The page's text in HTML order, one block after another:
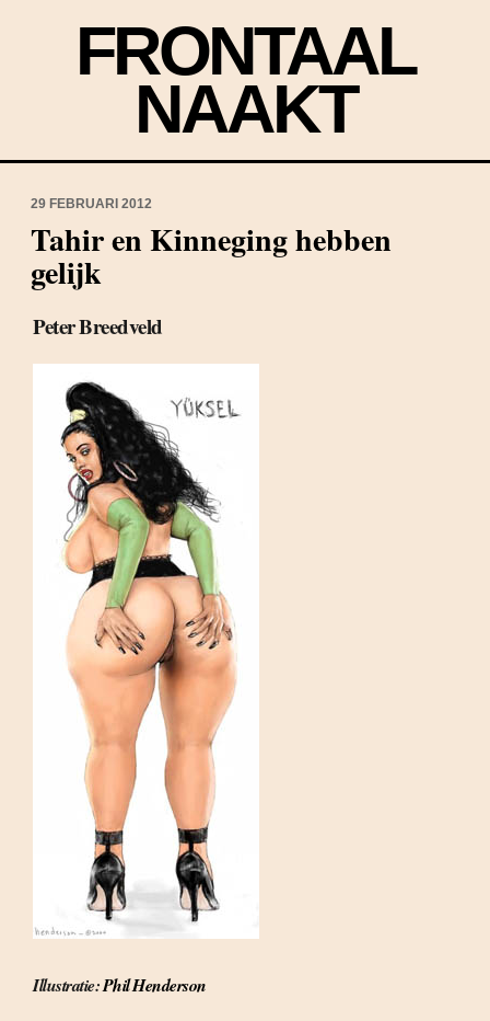
FRONTAAL
NAAKT
29 FEBRUARI 2012
Tahir en Kinneging hebben
gelijk
Peter Breedveld
Illustratie:Phil Henderson